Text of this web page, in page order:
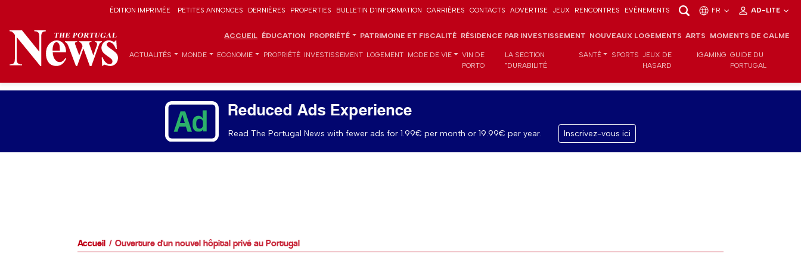
ÉDITION IMPRIMÉE PETITES ANNONCES DERNIÈRES PROPERTIES BULLETIN D'INFORMATION CARRIÈRES CONTACTS ADVERTISE JEUX RENCONTRES EVÉNEMENTS FR AD-LITE
ACCUEIL ÉDUCATION PROPRIÉTÉ PATRIMOINE ET FISCALITÉ RÉSIDENCE PAR INVESTISSEMENT NOUVEAUX LOGEMENTS ARTS MOMENTS DE CALME
ACTUALITÉS MONDE ECONOMIE PROPRIÉTÉ INVESTISSEMENT LOGEMENT MODE DE VIE
VIN DE
PORTO
LA SECTION
"DURABILITÉ
SANTÉ SPORTS JEUX DE
HASARD
IGAMING GUIDE DU
PORTUGAL
Reduced Ads Experience
Read The Portugal News with fewer ads for 1.99€ per month or 19.99€ per year. Inscrivez-vous ici
Accueil Ouverture d'un nouvel hôpital privé au Portugal